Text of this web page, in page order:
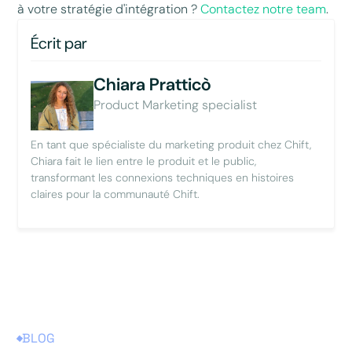
Écrit par
Chiara Pratticò
Product Marketing specialist
En tant que spécialiste du marketing produit chez Chift,
Chiara fait le lien entre le produit et le public,
transformant les connexions techniques en histoires
claires pour la communauté Chift.
à votre stratégie d'intégration ?Contactez notre team.
BLOG